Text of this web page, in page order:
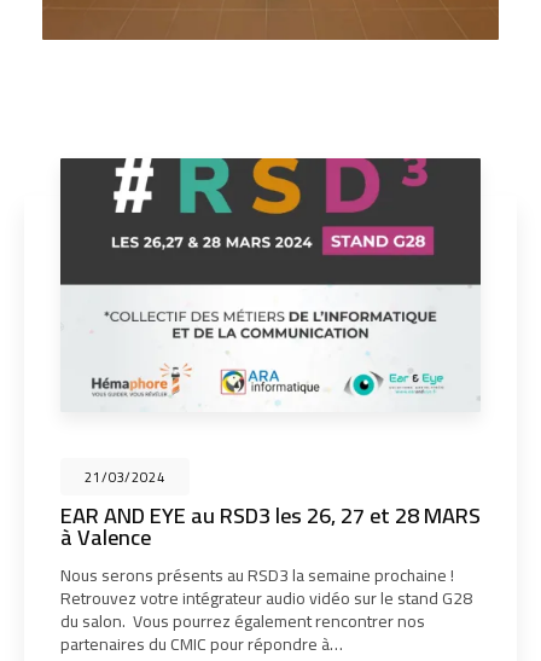
21/03/2024
EAR AND EYE au RSD3 les 26, 27 et 28 MARS
à Valence
Nous serons présents au RSD3 la semaine prochaine !
Retrouvez votre intégrateur audio vidéo sur le stand G28
du salon. Vous pourrez également rencontrer nos
partenaires du CMIC pour répondre à…